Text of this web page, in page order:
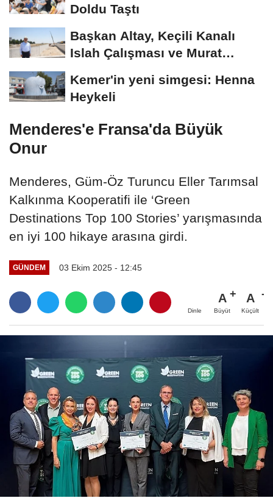
Doldu Taştı
Başkan Altay, Keçili Kanalı
Islah Çalışması ve Murat
Kemer'in yeni simgesi: Henna
Heykeli
Menderes'e Fransa'da Büyük
Onur
Menderes, Güm-Öz Turuncu Eller Tarımsal
Kalkınma Kooperatifi ile ‘Green
Destinations Top 100 Stories’ yarışmasında
en iyi 100 hikaye arasına girdi.
GÜNDEM 03 Ekim 2025 - 12:45
Dinle
A
Büyüt
A
Küçült